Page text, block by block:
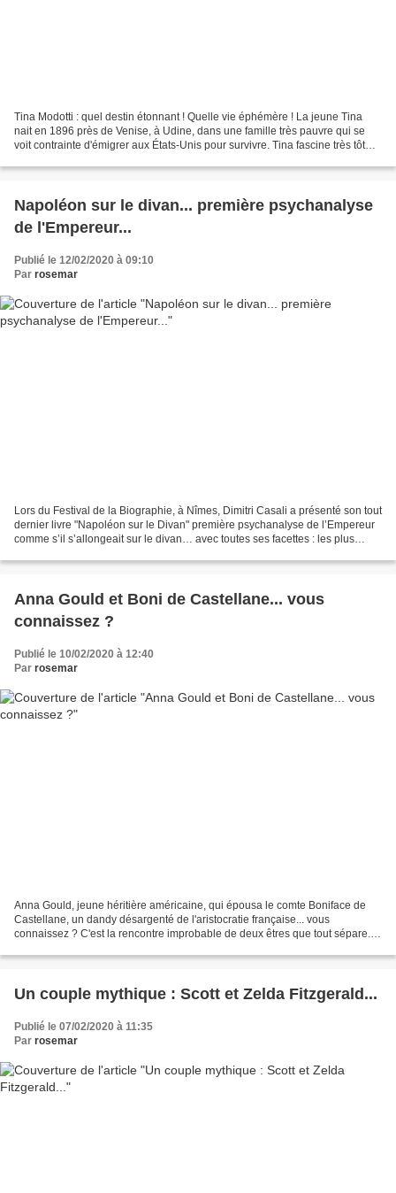
Tina Modotti : quel destin étonnant ! Quelle vie éphémère ! La jeune Tina
nait en 1896 près de Venise, à Udine, dans une famille très pauvre qui se
voit contrainte d'émigrer aux États-Unis pour survivre. Tina fascine très tôt
Napoléon sur le divan... première psychanalyse
de l'Empereur...
Publié le 12/02/2020 à 09:10
Par rosemar
Lors du Festival de la Biographie, à Nîmes, Dimitri Casali a présenté son tout
dernier livre "Napoléon sur le Divan" première psychanalyse de l’Empereur
comme s’il s’allongeait sur le divan… avec toutes ses facettes : les plus
Anna Gould et Boni de Castellane... vous
connaissez ?
Publié le 10/02/2020 à 12:40
Par rosemar
Anna Gould, jeune héritière américaine, qui épousa le comte Boniface de
Castellane, un dandy désargenté de l'aristocratie française... vous
connaissez ? C'est la rencontre improbable de deux êtres que tout sépare...
Un couple mythique : Scott et Zelda Fitzgerald...
Publié le 07/02/2020 à 11:35
Par rosemar